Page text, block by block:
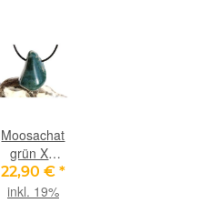
Moosachat
grün XL
Schmuckstein
/
22,90 € *
inkl. 19%